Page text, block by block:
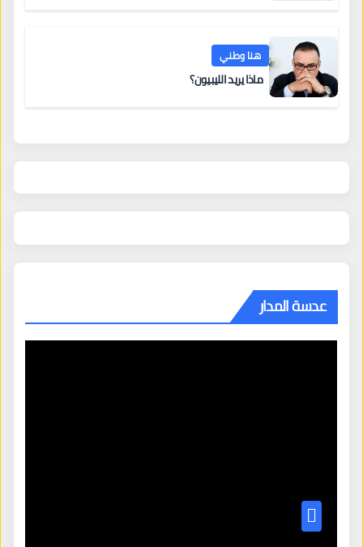
هنا وطني
ماذا يريد الليبيون؟
عدسة المدار